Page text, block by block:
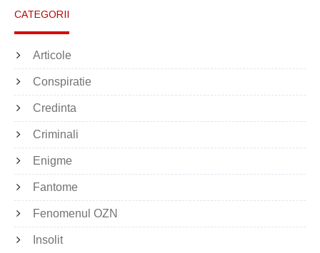
CATEGORII
Articole
Conspiratie
Credinta
Criminali
Enigme
Fantome
Fenomenul OZN
Insolit